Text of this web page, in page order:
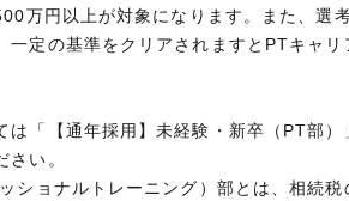
万円以上が対象になります。また、選
一定の基準をクリアされますとPTキャリ
は「【通年採用】未経験・新卒（PT部）
い。
ショナルトレーニング）部とは、相続税